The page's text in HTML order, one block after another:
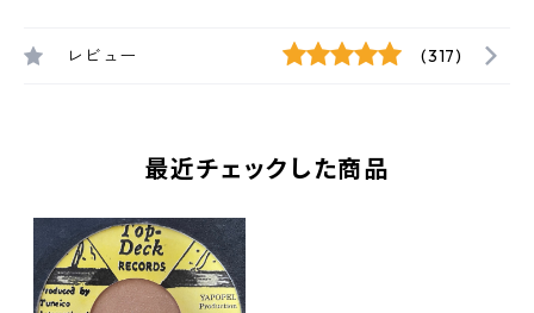
レビュー (317)
最近チェックした商品